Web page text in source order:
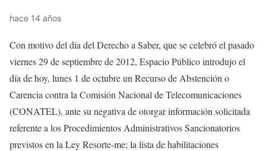
hace 14 años
Con motivo del día del Derecho a Saber, que se celebró el pasado
viernes 29 de septiembre de 2012, Espacio Público introdujo el
día de hoy, lunes 1 de octubre un Recurso de Abstención o
Carencia contra la Comisión Nacional de Telecomunicaciones
(CONATEL), ante su negativa de otorgar información solicitada
referente a los Procedimientos Administrativos Sancionatorios
previstos en la Ley Resorte-me; la lista de habilitaciones